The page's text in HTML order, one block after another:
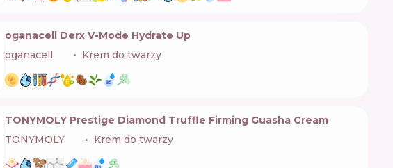
oganacell Derx V-Mode Hydrate Up
oganacell
Krem do twarzy
TONYMOLY Prestige Diamond Truffle Firming Guasha Cream
TONYMOLY
Krem do twarzy